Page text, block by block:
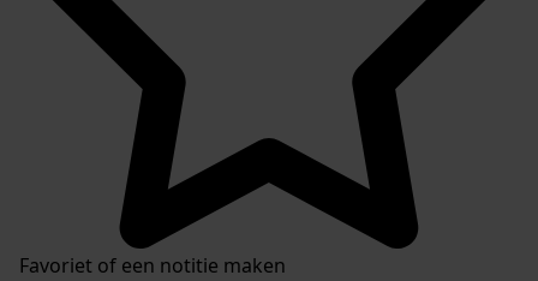
Favoriet of een notitie maken